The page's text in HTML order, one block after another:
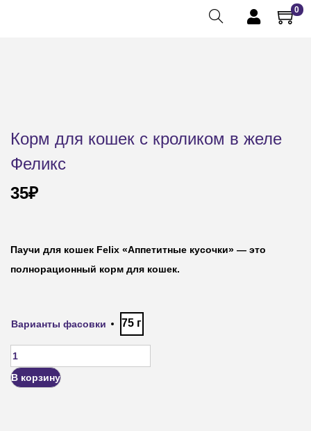
0
Корм для кошек с кроликом в желе
Феликс
35₽
Паучи для кошек Felix «Аппетитные кусочки» — это
полнорационный корм для кошек.
Варианты фасовки 75 г
В корзину